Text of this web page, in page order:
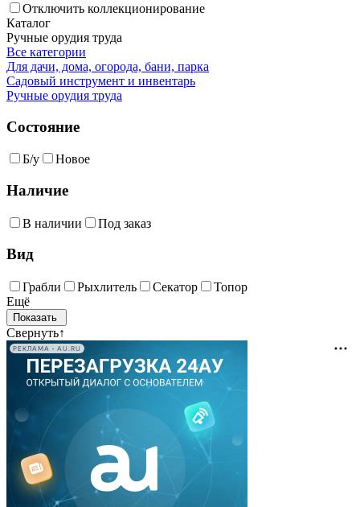
Отключить коллекционирование
Каталог
Ручные орудия труда
Все категории
Для дачи, дома, огорода, бани, парка
Садовый инструмент и инвентарь
Ручные орудия труда
Состояние
Б/у Новое
Наличие
В наличии Под заказ
Вид
Грабли Рыхлитель Секатор
Топор
Ещё
Свернуть↑
РЕКЛАМА • AU.RU